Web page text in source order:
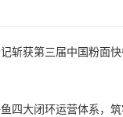
斩获第三届中国粉面
四大闭环运营体系，